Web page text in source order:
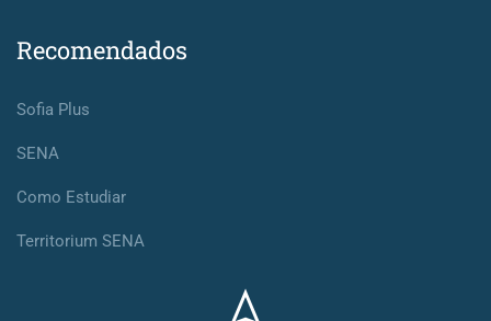
Recomendados
Sofia Plus
SENA
Como Estudiar
Territorium SENA